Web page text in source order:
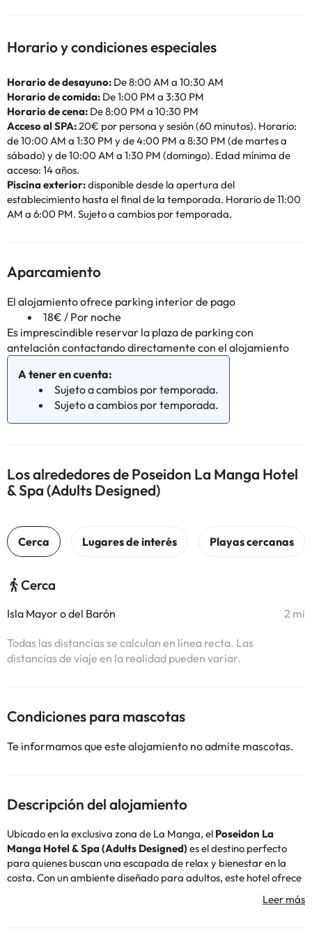
Horario y condiciones especiales
Horario de desayuno: De 8:00 AM a 10:30 AM
Horario de comida: De 1:00 PM a 3:30 PM
Horario de cena: De 8:00 PM a 10:30 PM
Acceso al SPA:20€ por persona y sesión (60 minutos). Horario:
de 10:00 AM a 1:30 PM y de 4:00 PM a 8:30 PM (de martes a
sábado) y de 10:00 AM a 1:30 PM (domingo). Edad mínima de
acceso: 14 años.
Piscina exterior:disponible desde la apertura del
establecimiento hasta el final de la temporada. Horario de 11:00
AM a 6:00 PM. Sujeto a cambios por temporada.
Aparcamiento
El alojamiento ofrece parking interior de pago
18€ / Por noche
Es imprescindible reservar la plaza de parking con
antelación contactando directamente con el alojamiento
A tener en cuenta:
Sujeto a cambios por temporada.
Sujeto a cambios por temporada.
Los alrededores de Poseidon La Manga Hotel
& Spa (Adults Designed)
Cerca
Isla Mayor o del Barón 2 mi
Todas las distancias se calculan en línea recta. Las
distancias de viaje en la realidad pueden variar.
Condiciones para mascotas
Te informamos que este alojamiento no admite mascotas.
Descripción del alojamiento
Ubicado en la exclusiva zona de La Manga, el Poseidon La
Manga Hotel & Spa (Adults Designed)es el destino perfecto
para quienes buscan una escapada de relax y bienestar en la
costa. Con un ambiente diseñado para adultos, este hotel ofrece
una experiencia de descanso única, combinando confort,